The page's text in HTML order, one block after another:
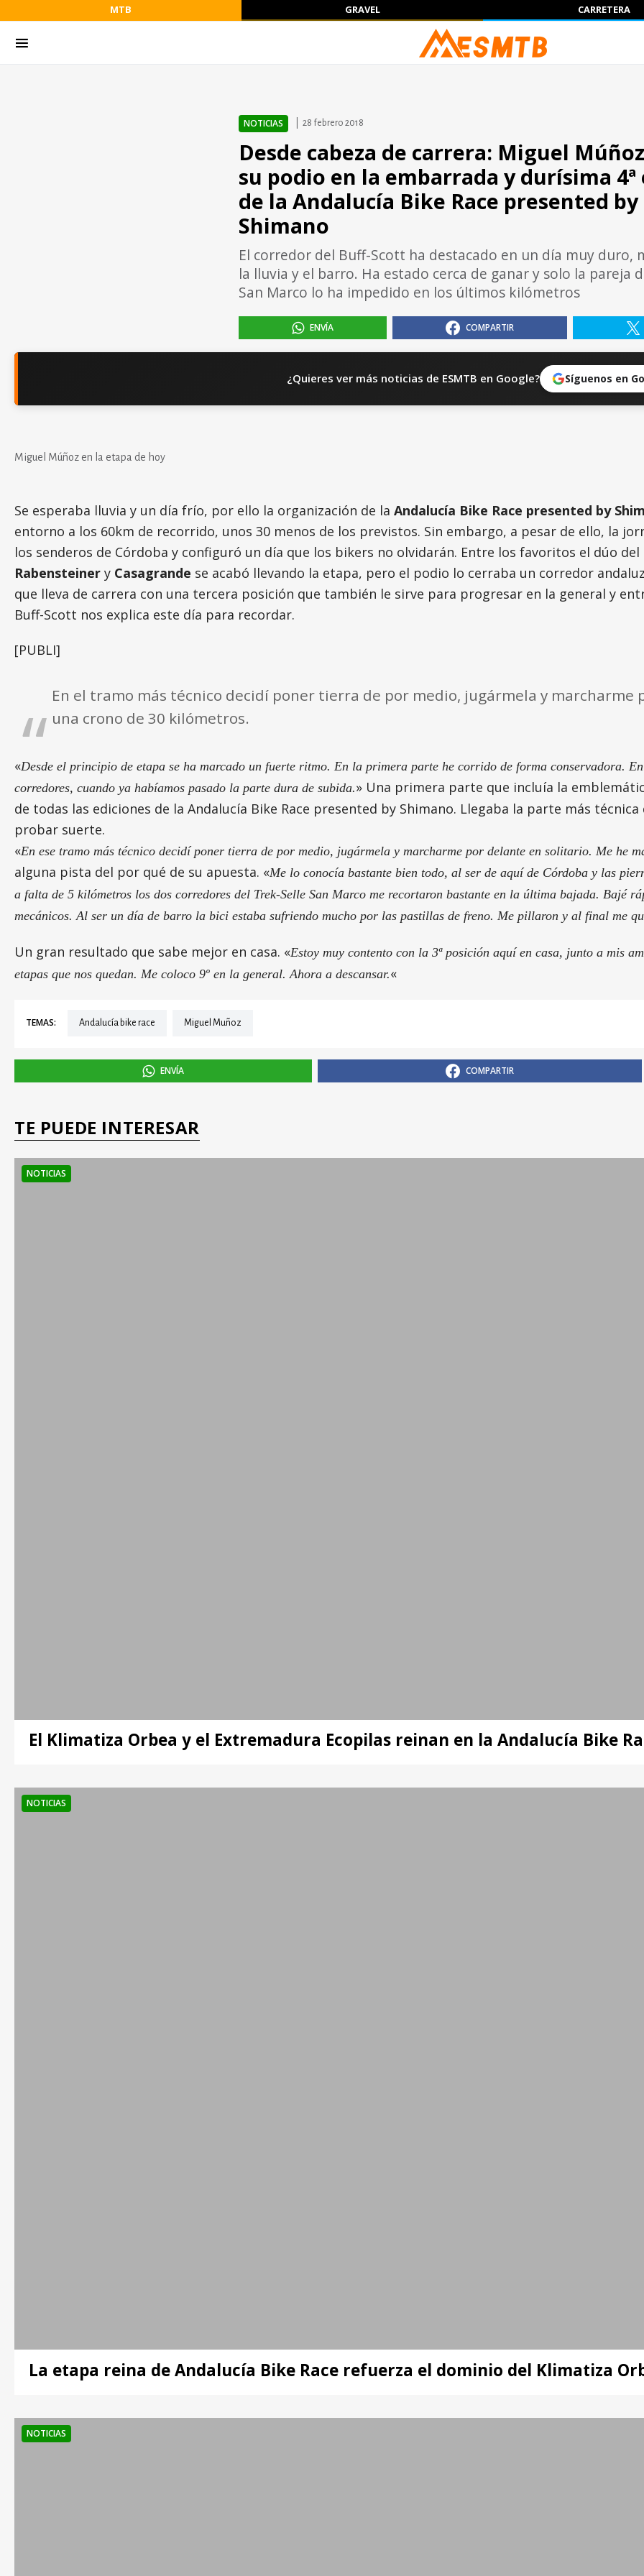
MTB GRAVEL CARRETERA
NOTICIAS 28 febrero 2018
Desde cabeza de carrera: Miguel
su podio en la embarrada y durísima 4ª
de la Andalucía Bike Race presented by
Shimano
El corredor del Buff-Scott ha destacado en un día muy duro,
la lluvia y el barro. Ha estado cerca de ganar y solo la pareja
San Marco lo ha impedido en los últimos kilómetros
ENVÍA COMPARTIR
¿Quieres ver más noticias de ESMTB en Google? Síguenos en
Miguel Múñoz en la etapa de hoy
Se esperaba lluvia y un día frío, por ello la organización de la Andalucía Bike Race presented by
entorno a los 60km de recorrido, unos 30 menos de los previstos. Sin embargo, a pesar de ello, la
los senderos de Córdoba y configuró un día que los bikers no olvidarán. Entre los favoritos el dúo
Rabensteiner y Casagrande se acabó llevando la etapa, pero el podio lo cerraba un corredor
que lleva de carrera con una tercera posición que también le sirve para progresar en la general y
Buff-Scott nos explica este día para recordar.
[PUBLI]
En el tramo más técnico decidí poner tierra de por medio, jugármela y
una crono de 30 kilómetros.
«Desde el principio de etapa se ha marcado un fuerte ritmo. En la primera parte he corrido de forma conservadora.
corredores, cuando ya habíamos pasado la parte dura de subida.» Una primera parte que incluía la
de todas las ediciones de la Andalucía Bike Race presented by Shimano. Llegaba la parte más
probar suerte.
«En ese tramo más técnico decidí poner tierra de por medio, jugármela y marcharme por delante en solitario. Me he
alguna pista del por qué de su apuesta. «Me lo conocía bastante bien todo, al ser de aquí de Córdoba y las
a falta de 5 kilómetros los dos corredores del Trek-Selle San Marco me recortaron bastante en la última bajada. Bajé
mecánicos. Al ser un día de barro la bici estaba sufriendo mucho por las pastillas de freno. Me pillaron y al final me
Un gran resultado que sabe mejor en casa. «Estoy muy contento con la 3ª posición aquí en casa, junto a mis
etapas que nos quedan. Me coloco 9º en la general. Ahora a descansar.«
TEMAS: Andalucía bike race Miguel Muñoz
ENVÍA COMPARTIR
TE PUEDE INTERESAR
NOTICIAS
El Klimatiza Orbea y el Extremadura Ecopilas reinan en la Andalucía Bike
NOTICIAS
La etapa reina de Andalucía Bike Race refuerza el dominio del Klimatiza
NOTICIAS